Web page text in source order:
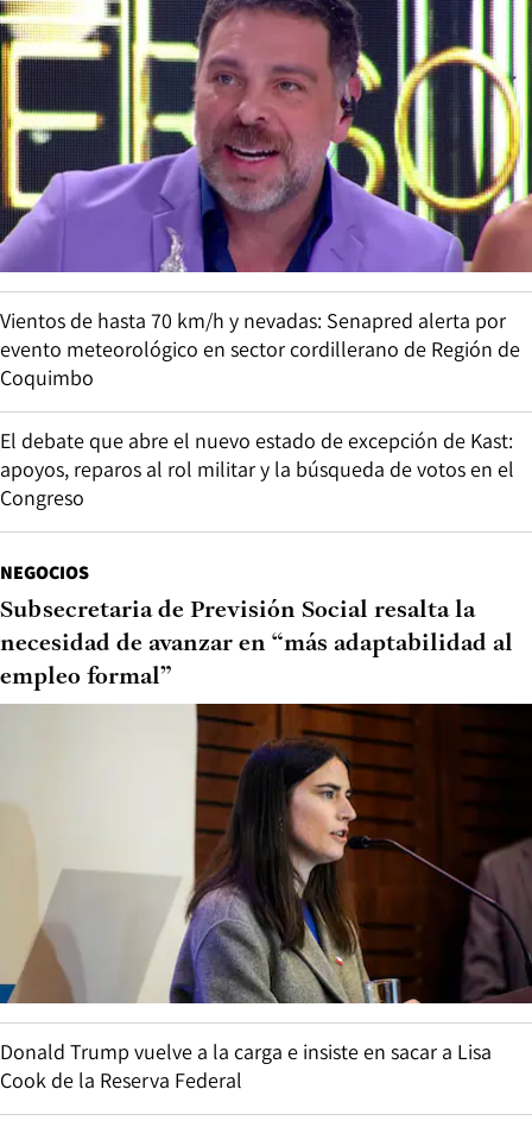
Vientos de hasta 70 km/h y nevadas: Senapred alerta por
evento meteorológico en sector cordillerano de Región de
Coquimbo
El debate que abre el nuevo estado de excepción de Kast:
apoyos, reparos al rol militar y la búsqueda de votos en el
Congreso
NEGOCIOS
Subsecretaria de Previsión Social resalta la
necesidad de avanzar en “más adaptabilidad al
empleo formal”
Donald Trump vuelve a la carga e insiste en sacar a Lisa
Cook de la Reserva Federal